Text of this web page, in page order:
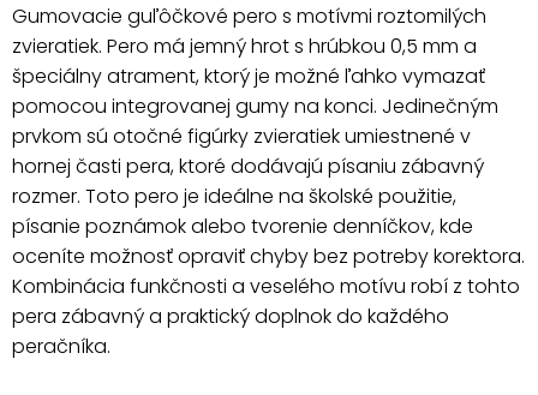
Gumovacie guľôčkové pero s motívmi roztomilých
zvieratiek. Pero má jemný hrot s hrúbkou 0,5 mm a
špeciálny atrament, ktorý je možné ľahko vymazať
pomocou integrovanej gumy na konci. Jedinečným
prvkom sú otočné figúrky zvieratiek umiestnené v
hornej časti pera, ktoré dodávajú písaniu zábavný
rozmer. Toto pero je ideálne na školské použitie,
písanie poznámok alebo tvorenie denníčkov, kde
oceníte možnosť opraviť chyby bez potreby korektora.
Kombinácia funkčnosti a veselého motívu robí z tohto
pera zábavný a praktický doplnok do každého
peračníka.